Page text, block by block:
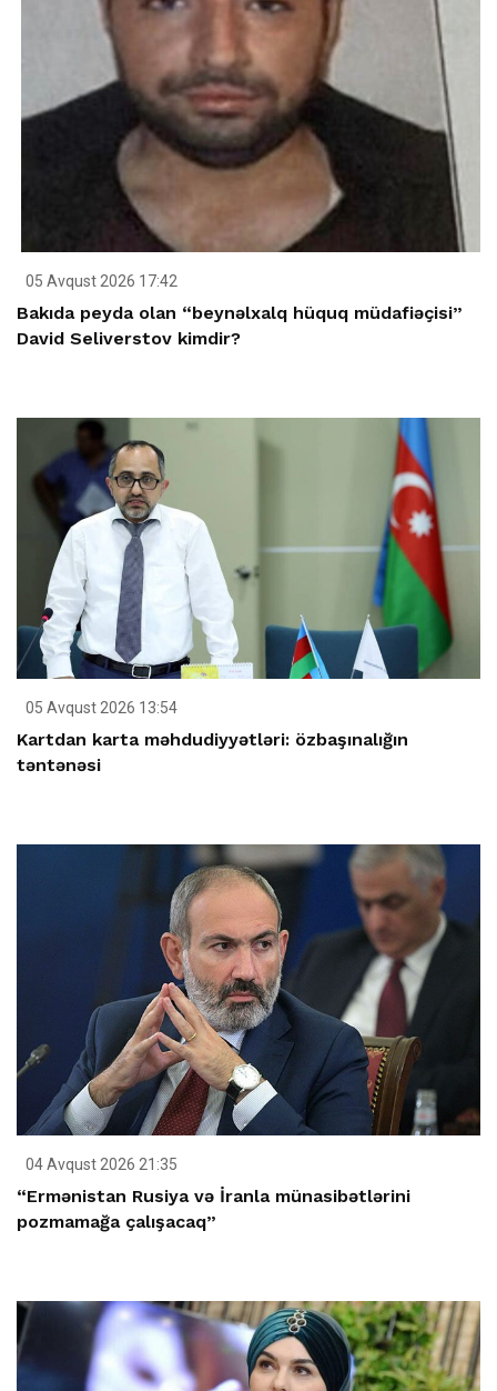
05 Avqust 2026 17:42
Bakıda peyda olan “beynəlxalq hüquq müdafiəçisi”
David Seliverstov kimdir?
05 Avqust 2026 13:54
Kartdan karta məhdudiyyətləri: özbaşınalığın
təntənəsi
04 Avqust 2026 21:35
“Ermənistan Rusiya və İranla münasibətlərini
pozmamağa çalışacaq”